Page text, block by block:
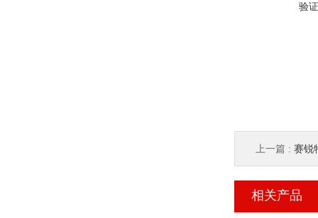
验
上一篇 : 赛锐特
相关产品